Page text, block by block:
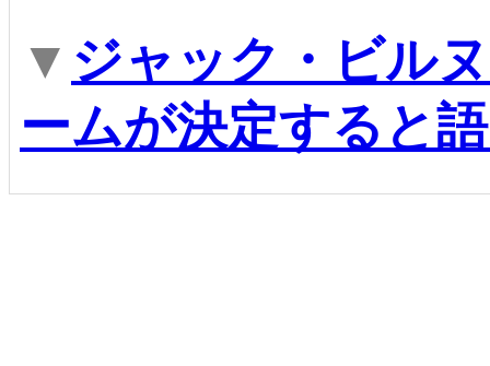
▼ ジャック・ビル
ームが決定すると